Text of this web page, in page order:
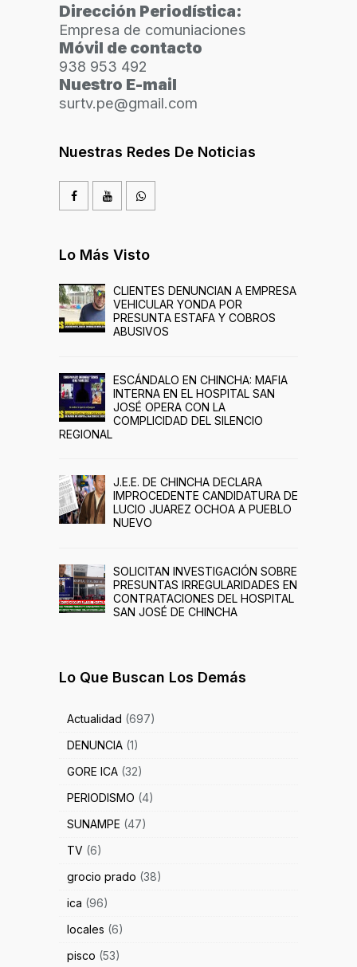
Dirección Periodística:
Empresa de comuniaciones
Móvil de contacto
938 953 492
Nuestro E-mail
surtv.pe@gmail.com
Nuestras Redes De Noticias
Lo Más Visto
CLIENTES DENUNCIAN A EMPRESA
VEHICULAR YONDA POR
PRESUNTA ESTAFA Y COBROS
ABUSIVOS
ESCÁNDALO EN CHINCHA: MAFIA
INTERNA EN EL HOSPITAL SAN
JOSÉ OPERA CON LA
COMPLICIDAD DEL SILENCIO
REGIONAL
J.E.E. DE CHINCHA DECLARA
IMPROCEDENTE CANDIDATURA DE
LUCIO JUAREZ OCHOA A PUEBLO
NUEVO
SOLICITAN INVESTIGACIÓN SOBRE
PRESUNTAS IRREGULARIDADES EN
CONTRATACIONES DEL HOSPITAL
SAN JOSÉ DE CHINCHA
Lo Que Buscan Los Demás
Actualidad (697)
DENUNCIA (1)
GORE ICA (32)
PERIODISMO (4)
SUNAMPE (47)
TV (6)
grocio prado (38)
ica (96)
locales (6)
pisco (53)